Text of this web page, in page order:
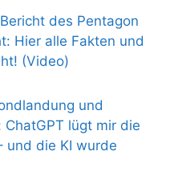
des Pentagon
Hier alle Fakten und
(Video)
und
ChatGPT lügt mir die
und die KI wurde